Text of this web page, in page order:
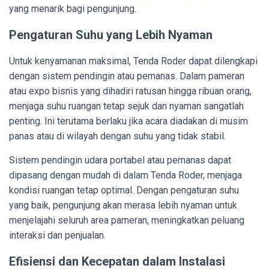
yang menarik bagi pengunjung.
Pengaturan Suhu yang Lebih Nyaman
Untuk kenyamanan maksimal, Tenda Roder dapat dilengkapi
dengan sistem pendingin atau pemanas. Dalam pameran
atau expo bisnis yang dihadiri ratusan hingga ribuan orang,
menjaga suhu ruangan tetap sejuk dan nyaman sangatlah
penting. Ini terutama berlaku jika acara diadakan di musim
panas atau di wilayah dengan suhu yang tidak stabil.
Sistem pendingin udara portabel atau pemanas dapat
dipasang dengan mudah di dalam Tenda Roder, menjaga
kondisi ruangan tetap optimal. Dengan pengaturan suhu
yang baik, pengunjung akan merasa lebih nyaman untuk
menjelajahi seluruh area pameran, meningkatkan peluang
interaksi dan penjualan.
Efisiensi dan Kecepatan dalam Instalasi